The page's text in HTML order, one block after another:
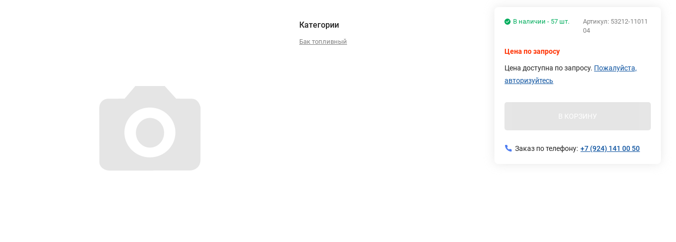
Категории
Бак топливный
Артикул: 53212-11011
04
В наличии - 57 шт.
Цена по запросу
Цена доступна по запросу. Пожалуйста,
авторизуйтесь
В КОРЗИНУ
Заказ по телефону: +7 (924) 141 00 50